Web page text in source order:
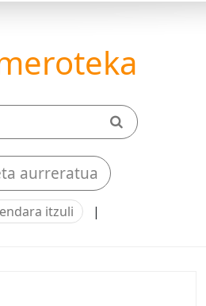
aurreratua
itzuli |